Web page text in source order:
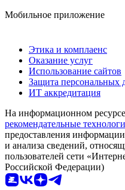
Мобильное приложение
Этика и комплаенс
Оказание услуг
Использование сайтов
Защита персональных
ИТ аккредитация
На информационном
рекомендательные
предоставления
и анализа сведений,
пользователей сети
Российской Федерации)